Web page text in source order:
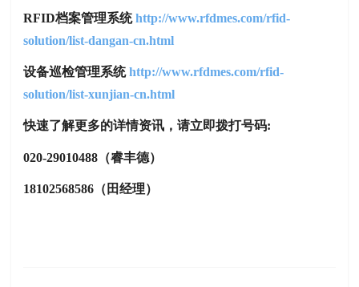
RFID档案管理系统http://www.rfdmes.com/rfid-
solution/list-dangan-cn.html
设备巡检管理系统http://www.rfdmes.com/rfid-
solution/list-xunjian-cn.html
快速了解更多的详情资讯，请立即拨打号码:
020-29010488（睿丰德）
18102568586（田经理）